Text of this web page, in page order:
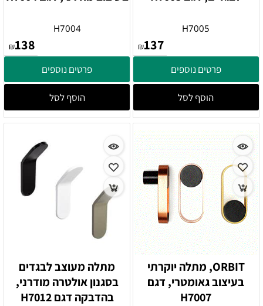
H7005
₪137
פרטים נוספים
הוסף לסל
H7004
₪138
פרטים נוספים
הוסף לסל
ORBIT, מתלה יוקרתי
בעיצוב גאומטרי, דגם
H7007
מתלה מעוצב לבגדים
בסגנון אולטרה מודרני,
בהדבקה דגם H7012